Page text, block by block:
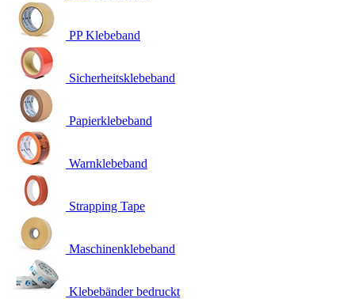
PP Klebeband
Sicherheitsklebeband
Papierklebeband
Warnklebeband
Strapping Tape
Maschinenklebeband
Klebebänder bedruckt